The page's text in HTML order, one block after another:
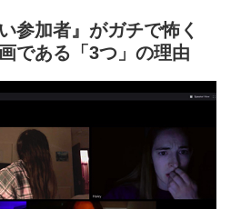
参加者』がガチで怖く
である「3つ」の理由